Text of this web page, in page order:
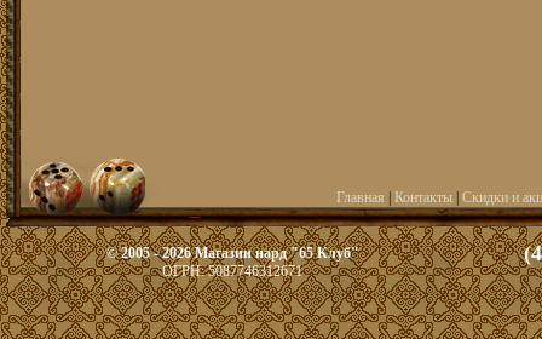
Главная Контакты| Скидки и
© 2005 - 2026 Магазин нард "65 Клуб"
ОГРН: 5087746312671